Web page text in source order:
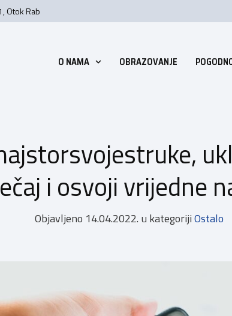
Otok Rab
O NAMA OBRAZOVANJE
i osvoji vrijedne
Objavljeno 14.04.2022. u kategorijiOstalo